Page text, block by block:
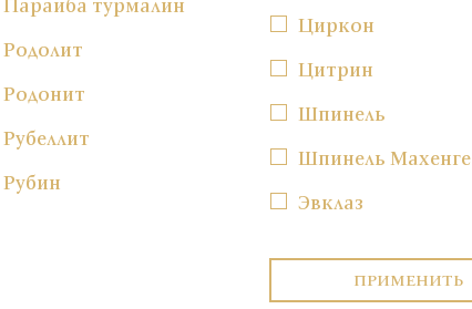
Родолит
Родонит
Рубеллит
Рубин
Циркон
Цитрин
Шпинель
Шпинель Махенге
Эвклаз
ПРИМЕНИТЬ